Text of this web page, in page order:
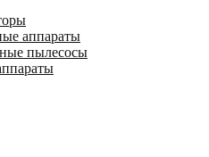
аппараты
пылесосы